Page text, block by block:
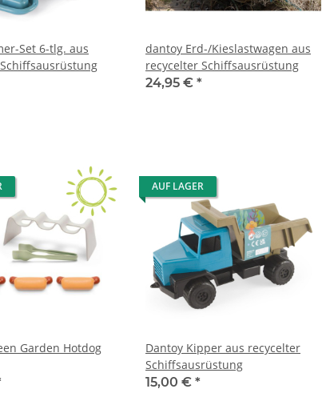
Set 6-tlg. aus
dantoy Erd-/Kieslastwagen aus
recycelter Schiffsausrüstung
24,95 € *
Garden Hotdog
AUF LAGER
Dantoy Kipper aus recycelter
Schiffsausrüstung
15,00 € *